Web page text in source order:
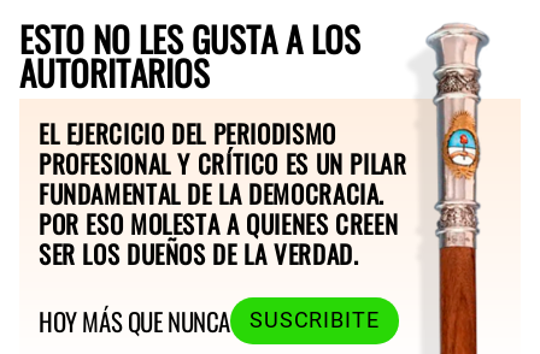
ESTO NO LES GUSTA A LOS
AUTORITARIOS
EL EJERCICIO DEL PERIODISMO
PROFESIONAL Y CRÍTICO ES UN PILAR
FUNDAMENTAL DE LA DEMOCRACIA.
POR ESO MOLESTA A QUIENES CREEN
SER LOS DUEÑOS DE LA VERDAD.
HOY MÁS QUE NUNCA
SUSCRIBITE